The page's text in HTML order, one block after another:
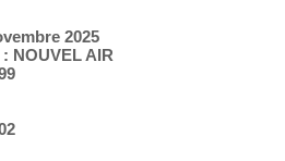
2025
NOUVEL AIR